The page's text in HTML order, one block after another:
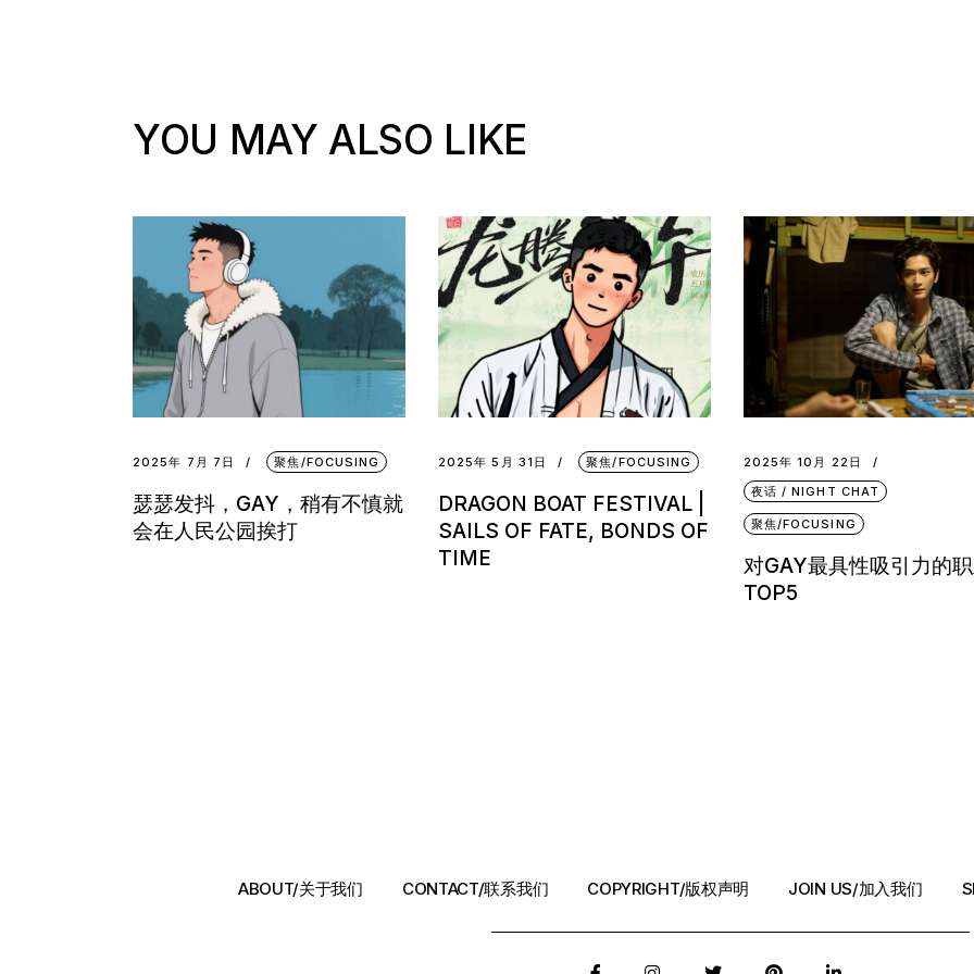
YOU MAY ALSO LIKE
2025年 7月 7日 聚焦/FOCUSING
瑟瑟发抖，GAY，稍有不慎就
会在人民公园挨打
2025年 5月 31日 聚焦/FOCUSING
DRAGON BOAT FESTIVAL |
SAILS OF FATE, BONDS OF
TIME
2025年 10月 22日
夜话 / NIGHT CHAT
聚焦/FOCUSING
对GAY最具性吸引力的
TOP5
ABOUT/关于我们 CONTACT/联系我们 COPYRIGHT/版权声明 JOIN US/加入我们